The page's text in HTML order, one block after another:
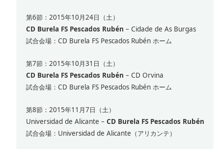
第6節：2015年10月24日（土）
CD Burela FS Pescados Rubén – Cidade de As Burgas
試合会場：CD Burela FS Pescados Rubén ホーム
第7節：2015年10月31日（土）
CD Burela FS Pescados Rubén – CD Orvina
試合会場：CD Burela FS Pescados Rubén ホーム
第8節：2015年11月7日（土）
Universidad de Alicante –CD Burela FS Pescados Rubén
試合会場：Universidad de Alicante（アリカンテ）